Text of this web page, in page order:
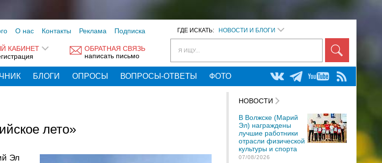
ГДЕ ИСКАТЬ: НОВОСТИ И БЛОГИ
Я ИЩУ...
О нас Контакты Реклама Подписка
ОБРАТНАЯ СВЯЗЬ
написать письмо
КАБИНЕТ
БЛОГИ ОПРОСЫ ВОПРОСЫ-ОТВЕТЫ ФОТО
лето»
Эл
НОВОСТИ
В Волжске (Марий
Эл) награждены
лучшие работники
отрасли физической
культуры и спорта
07/08/2026